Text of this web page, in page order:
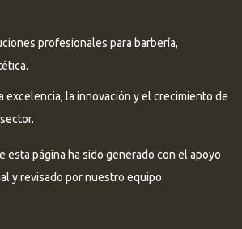
profesionales para barbería,
excelencia, la innovación y el crecimiento de
esta página ha sido generado con el apoyo
y revisado por nuestro equipo.